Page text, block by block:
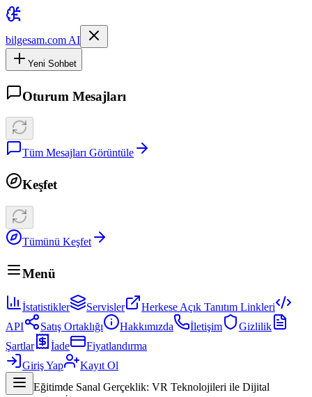
bilgesam.com AI
Yeni Sohbet
Oturum Mesajları
Tüm Mesajları Görüntüle
Keşfet
Tümünü Keşfet
Menü
İstatistikler Servisler
Herkese Açık Tanıtım Linkleri
API
Satış Ortaklığı Hakkımızda İletişim
Gizlilik
Şartlar
İade
Fiyatlandırma
Giriş Yap
Kayıt Ol
Eğitimde Sanal Gerçeklik: VR Teknolojileri ile Dijital